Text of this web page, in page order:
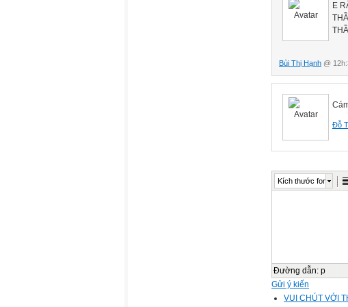
E
Bùi Thị Hạnh @
Đỗ
Kích thước font
Đường dẫn: p
Gửi ý kiến
VUI CHÚT VỚI